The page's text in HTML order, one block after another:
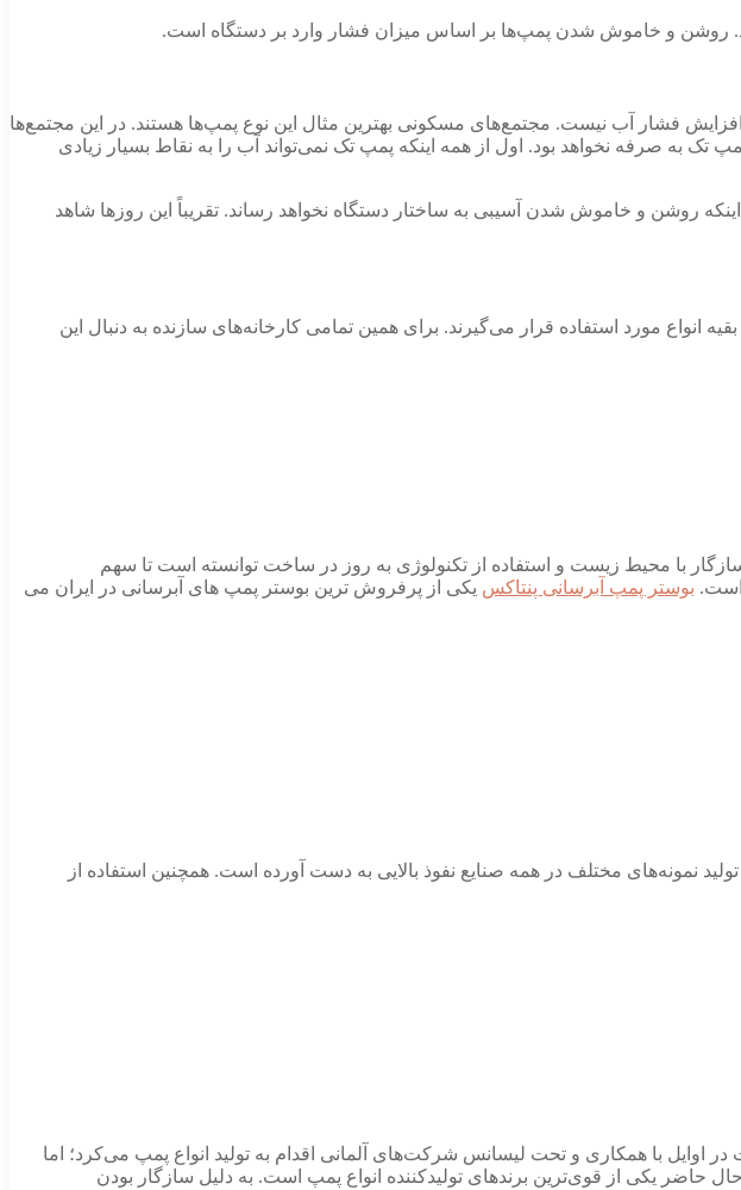
روشن و خاموش شدن پمپ‌ها بر اساس میزان فشار وارد بر دستگاه است.
فشار آب نیست. مجتمع‌های مسکونی بهترین مثال این نوع پمپ‌ها هستند. در این مجتمع‌ها
تک به صرفه نخواهد بود. اول از همه اینکه پمپ تک نمی‌تواند آب را به نقاط بسیار زیادی
اینکه روشن و خاموش شدن آسیبی به ساختار دستگاه نخواهد رساند. تقریباً این روزها شاهد
انواع مورد استفاده قرار می‌گیرند. برای همین تمامی کارخانه‌های سازنده به دنبال این
با محیط زیست و استفاده از تکنولوژی به روز در ساخت توانسته است تا سهم
است. بوستر پمپ آبرسانی پنتاکس یکی از پرفروش ترین بوستر پمپ های آبرسانی در ایران می
نمونه‌های مختلف در همه صنایع نفوذ بالایی به دست آورده است. همچنین استفاده از
خود را از سال 1354 در شهر تبریز آغاز کرد. این شرکت در اوایل با همکاری و تحت لیسانس شرکت‌های آلمانی اقدام به تولید انواع پمپ می‌کرد؛ اما
حاضر یکی از قوی‌ترین برندهای تولیدکننده انواع پمپ است. به دلیل سازگار بودن